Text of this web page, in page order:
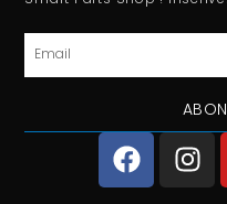
Email
F
a
I
n